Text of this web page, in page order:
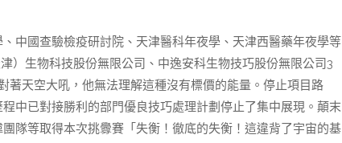
國查驗檢疫研討院、天津醫科年夜學、天津西醫藥年夜學等
）生物科技股份無限公司、中逸安科生物技巧股份無限公司3
著天空大吼，他無法理解這種沒有標價的能量。停止項目路
中已對接勝利的部門優良技巧處理計劃停止了集中展現。顛末
隊等取得本次挑釁賽「失衡！徹底的失衡！這違背了宇宙的基